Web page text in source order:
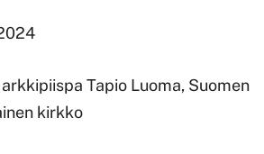
Tapio Luoma, Suomen
kirkko